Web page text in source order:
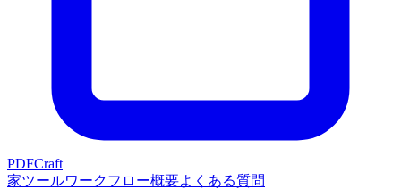
PDFCraft
家ツールワークフロー概要よくある質問